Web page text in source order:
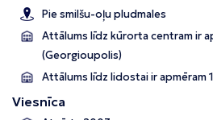
Pie smilšu-oļu pludmales
Attālums līdz kūrorta centram ir
(Georgioupolis)
Attālums līdz lidostai ir apmēram
Viesnīca